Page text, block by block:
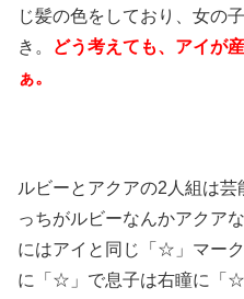
じ髪の色をしており、女の
き。
どう考えても、アイが
ぁ。
ルビーとアクアの2人組は
っちがルビーなんかアクア
にはアイと同じ「☆」マー
に「☆」で息子は右瞳に「